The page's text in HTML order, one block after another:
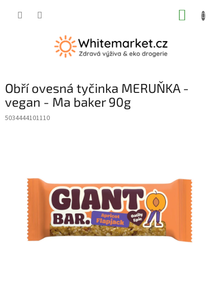
Obří ovesná tyčinka MERUŇKA -
vegan - Ma baker 90g
5034444101110